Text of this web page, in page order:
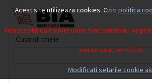
Cuvant cheie
Acest site utilizeaza cookies. Cititi politica
Neacceptarea cookie-urilor functionale nu va
sau sa va autentificati
Modificati setarile cookie